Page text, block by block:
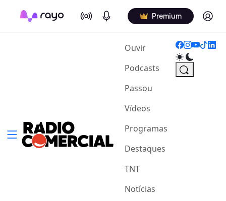
On Air Podcasts Premium Log in
Ouvir(current)
Podcasts
Passou
Vídeos
Programas
Destaques
TNT
Notícias